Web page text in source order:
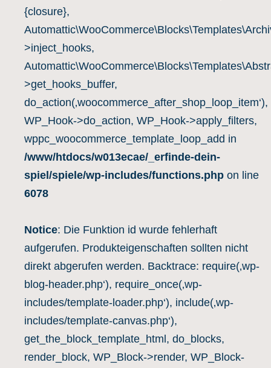
{closure},
>inject_hooks,
>get_hooks_buffer,
do_action(‚woocommerce_after_shop_loop_item‘),
WP_Hook->do_action, WP_Hook->apply_filters,
wppc_woocommerce_template_loop_add in
/www/htdocs/w013ecae/_erfinde-dein-
spiel/spiele/wp-includes/functions.php on line
6078
Notice: Die Funktion id wurde fehlerhaft
aufgerufen. Produkteigenschaften sollten nicht
direkt abgerufen werden. Backtrace: require(‚wp-
blog-header.php‘), require_once(‚wp-
includes/template-loader.php‘), include(‚wp-
includes/template-canvas.php‘),
get_the_block_template_html, do_blocks,
render_block, WP_Block->render, WP_Block-